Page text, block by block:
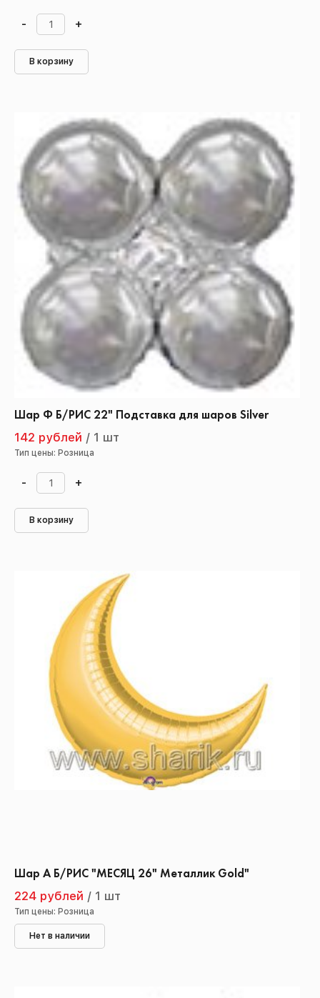
- +
В корзину
Шар Ф Б/РИС 22" Подставка для шаров Silver
142 рублей / 1 шт
Тип цены: Розница
- +
В корзину
Шар А Б/РИС "МЕСЯЦ 26" Металлик Gold"
224 рублей / 1 шт
Тип цены: Розница
Нет в наличии